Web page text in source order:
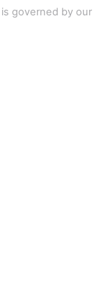
governed by our